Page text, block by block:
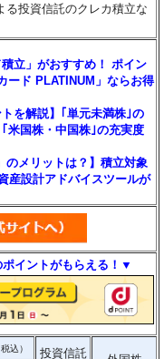
る投資信託のクレカ積立な
立」がおすすめ！ ポイン
ード PLATINUM」ならお得
を解説】｢単元未満株｣の
米国株・中国株｣の充実度
メリットは？】積立対象
産設計アドバイスツールが
イントがもらえる！▼
税込） 投資信託